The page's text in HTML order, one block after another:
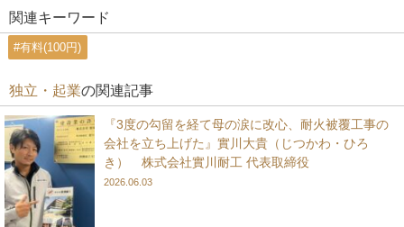
関連キーワード
#有料(100円)
独立・起業の関連記事
『3度の勾留を経て母の涙に改心、耐火被覆工事の
会社を立ち上げた』實川大貴（じつかわ・ひろ
き） 株式会社實川耐工 代表取締役
2026.06.03